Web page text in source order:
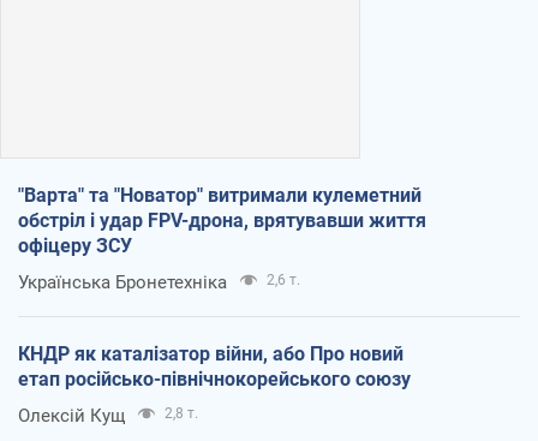
"Варта" та "Новатор" витримали кулеметний
обстріл і удар FPV-дрона, врятувавши життя
офіцеру ЗСУ
Українська Бронетехніка 2,6 т.
КНДР як каталізатор війни, або Про новий
етап російсько-північнокорейського союзу
Олексій Кущ 2,8 т.